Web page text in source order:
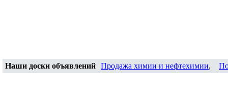
Наши доски объявлений Продажа химии и нефтехимии,